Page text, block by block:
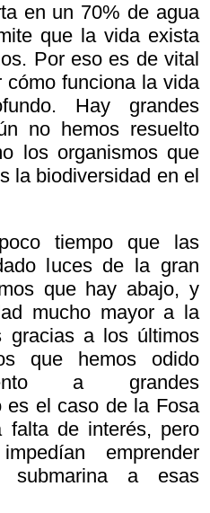
en un 70% de agua
que la vida exista
Por eso es de vital
cómo funciona la vida
Hay grandes
no hemos resuelto
los organismos que
la biodiversidad en el
tiempo que las
luces de la gran
que hay abajo, y
mucho mayor a la
gracias a los últimos
que hemos odido
a grandes
es el caso de la Fosa
falta de interés, pero
emprender
submarina a esas